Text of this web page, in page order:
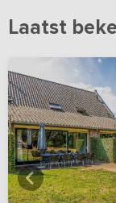
Laatst
Bekijk